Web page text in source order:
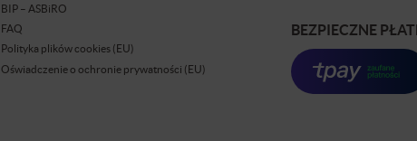
BIP – ASBiRO
FAQ
Polityka plików cookies (EU)
Oświadczenie o ochronie prywatności (EU)
BEZPIECZNE